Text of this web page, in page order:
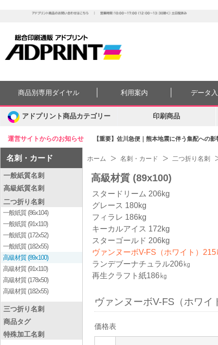
運営サイトからのお知らせ 【重要】佐川急便｜熊本地震に伴う集配への
商品別専用ダイヤル 利用案内 データ
アドプリント商品カテゴリー 印刷商品
名刺・カード
一般紙質名刺
高級紙質名刺
二つ折り名刺
一般紙質 (86x104)
一般紙質 (91x110)
一般紙質 (172x52)
一般紙質 (182x55)
高級材質 (89x100)
高級材質 (91x110)
高級材質 (178x50)
高級材質 (182x55)
三つ折り名刺
商品タグ
特殊加工名刺
ホーム 名刺・カード 二つ折り名刺
高級材質 (89x100)
スタードリーム 206kg
グレース 180kg
フィラレ 186kg
キーカルアイス 172kg
スターゴールド 206kg
ヴァンヌーボV-FS（ホワイト）215
ランデブーナチュラル206㎏
再生クラフト紙186㎏
ヴァンヌーボV-FS（ホワイ
価格表